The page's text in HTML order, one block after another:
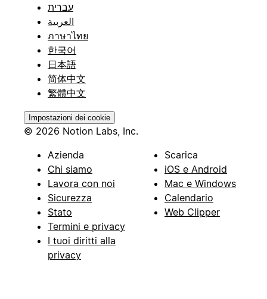
עברית
العربية
ภาษาไทย
한국어
日本語
简体中文
繁體中文
Impostazioni dei cookie
© 2026 Notion Labs, Inc.
Azienda
Chi siamo
Lavora con noi
Sicurezza
Stato
Termini e privacy
I tuoi diritti alla
privacy
Scarica
iOS e Android
Mac e Windows
Calendario
Web Clipper